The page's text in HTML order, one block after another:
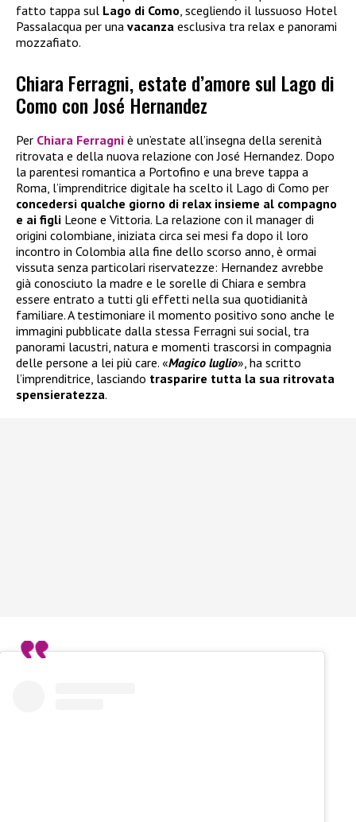
fatto tappa sul Lago di Como, scegliendo il lussuoso Hotel
Passalacqua per una vacanza esclusiva tra relax e panorami
mozzafiato.
Chiara Ferragni, estate d’amore sul Lago di
Como con José Hernandez
Per Chiara Ferragni è un’estate all’insegna della serenità
ritrovata e della nuova relazione con José Hernandez. Dopo
la parentesi romantica a Portofino e una breve tappa a
Roma, l’imprenditrice digitale ha scelto il Lago di Como per
concedersi qualche giorno di relax insieme al compagno
e ai figli Leone e Vittoria. La relazione con il manager di
origini colombiane, iniziata circa sei mesi fa dopo il loro
incontro in Colombia alla fine dello scorso anno, è ormai
vissuta senza particolari riservatezze: Hernandez avrebbe
già conosciuto la madre e le sorelle di Chiara e sembra
essere entrato a tutti gli effetti nella sua quotidianità
familiare. A testimoniare il momento positivo sono anche le
immagini pubblicate dalla stessa Ferragni sui social, tra
panorami lacustri, natura e momenti trascorsi in compagnia
delle persone a lei più care. «Magico luglio», ha scritto
l’imprenditrice, lasciando trasparire tutta la sua ritrovata
spensieratezza.